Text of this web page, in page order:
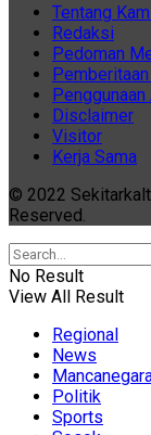
Tentang
Redaksi
Pedoman
Penggunaan
Disclaimer
Visitor
Kerja Sama
© 2022
Reserved.
No Result
View All Result
Regional
News
Politik
Sports